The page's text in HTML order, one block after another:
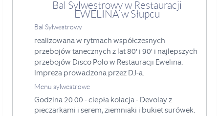
Bal Sylwestrowy w Restauracji
EWELINA w Słupcu
Bal Sylwestrowy
realizowana w rytmach współczesnych
przebojów tanecznych z lat 80' i 90' i najlepszych
przebojów Disco Polo w Restauracji Ewelina.
Impreza prowadzona przez DJ-a.
Menu sylwestrowe
Godzina 20.00 - ciepła kolacja - Devolay z
pieczarkami i serem, ziemniaki i bukiet surówek.